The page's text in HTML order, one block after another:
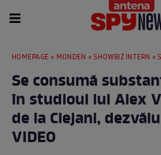
HOMEPAGE » MONDEN »SHOWBIZ INTERN » Se
Se consumă
în studioul lui Alex
de la Clejani,
VIDEO